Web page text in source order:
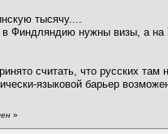
тысячу....
Финдляндию нужны визы, а на
считать, что русских
языковой барьер
»